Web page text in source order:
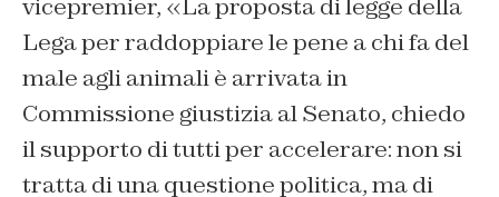
vicepremier, «La proposta di legge della
Lega per raddoppiare le pene a chi fa del
male agli animali è arrivata in
Commissione giustizia al Senato, chiedo
il supporto di tutti per accelerare: non si
tratta di una questione politica, ma di